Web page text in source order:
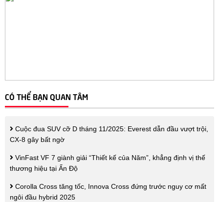
CÓ THỂ BẠN QUAN TÂM
Cuộc đua SUV cỡ D tháng 11/2025: Everest dẫn đầu vượt trội,
CX-8 gây bất ngờ
VinFast VF 7 giành giải “Thiết kế của Năm”, khẳng định vị thế
thương hiệu tại Ấn Độ
Corolla Cross tăng tốc, Innova Cross đứng trước nguy cơ mất
ngôi đầu hybrid 2025